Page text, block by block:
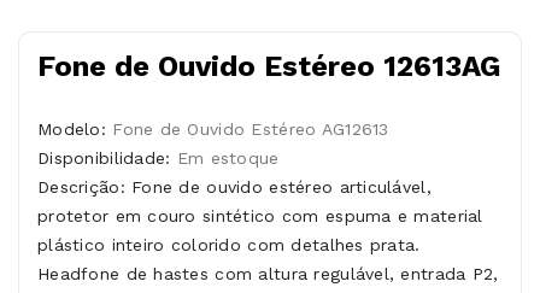
Fone de Ouvido Estéreo 12613AG
Modelo: Fone de Ouvido Estéreo AG12613
Disponibilidade: Em estoque
Descrição: Fone de ouvido estéreo articulável,
protetor em couro sintético com espuma e material
plástico inteiro colorido com detalhes prata.
Headfone de hastes com altura regulável, entrada P2,